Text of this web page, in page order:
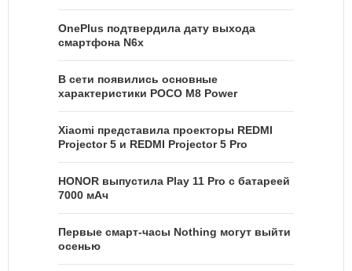
OnePlus подтвердила дату выхода
смартфона N6x
В сети появились основные
характеристики POCO M8 Power
Xiaomi представила проекторы REDMI
Projector 5 и REDMI Projector 5 Pro
HONOR выпустила Play 11 Pro с батареей
7000 мАч
Первые смарт-часы Nothing могут выйти
осенью